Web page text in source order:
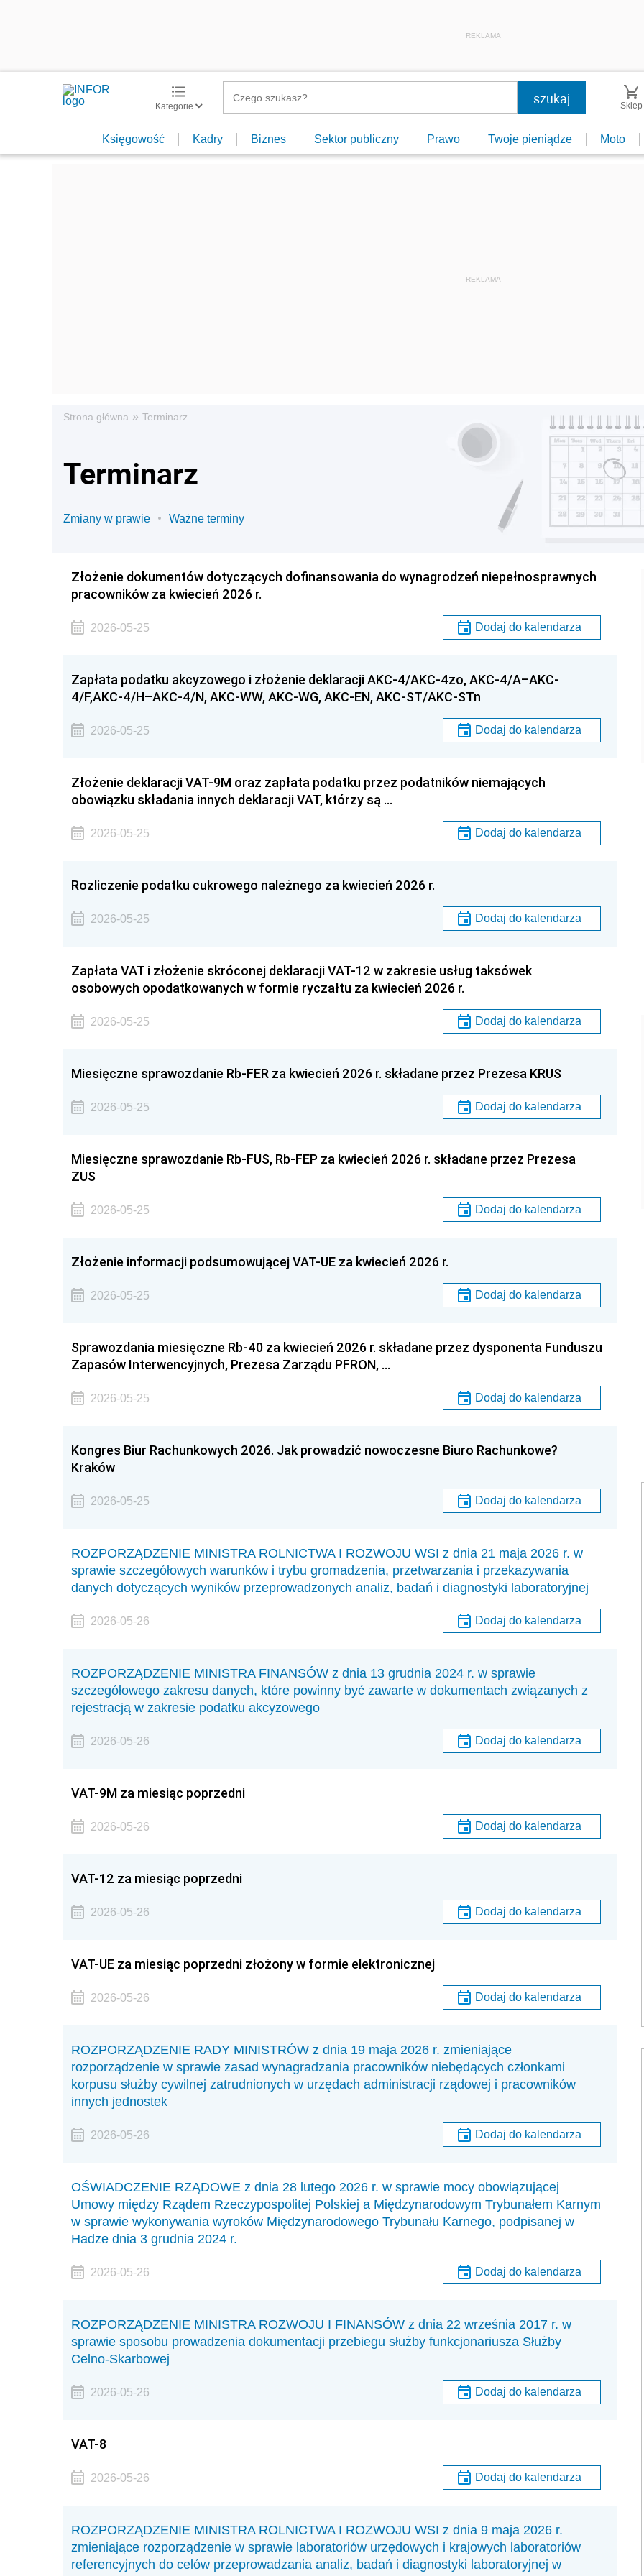
REKLAMA
Kategorie Sklep
Księgowość Kadry Biznes Sektor publiczny Prawo Twoje pieniądze Moto
Strona główna » Terminarz
Terminarz
Zmiany w prawie Ważne terminy
Złożenie dokumentów dotyczących dofinansowania do wynagrodzeń niepełnosprawnych
pracowników za kwiecień 2026 r.
2026-05-25 Dodaj do kalendarza
Zapłata podatku akcyzowego i złożenie deklaracji AKC-4/AKC-4zo, AKC-4/A–AKC-
4/F,AKC-4/H–AKC-4/N, AKC-WW, AKC-WG, AKC-EN, AKC-ST/AKC-STn
2026-05-25 Dodaj do kalendarza
Złożenie deklaracji VAT-9M oraz zapłata podatku przez podatników niemających
obowiązku składania innych deklaracji VAT, którzy są …
2026-05-25 Dodaj do kalendarza
Rozliczenie podatku cukrowego należnego za kwiecień 2026 r.
2026-05-25 Dodaj do kalendarza
Zapłata VAT i złożenie skróconej deklaracji VAT-12 w zakresie usług taksówek
osobowych opodatkowanych w formie ryczałtu za kwiecień 2026 r.
2026-05-25 Dodaj do kalendarza
Miesięczne sprawozdanie Rb-FER za kwiecień 2026 r. składane przez Prezesa KRUS
2026-05-25 Dodaj do kalendarza
Miesięczne sprawozdanie Rb-FUS, Rb-FEP za kwiecień 2026 r. składane przez Prezesa
ZUS
2026-05-25 Dodaj do kalendarza
Złożenie informacji podsumowującej VAT-UE za kwiecień 2026 r.
2026-05-25 Dodaj do kalendarza
Sprawozdania miesięczne Rb-40 za kwiecień 2026 r. składane przez dysponenta Funduszu
Zapasów Interwencyjnych, Prezesa Zarządu PFRON, …
2026-05-25 Dodaj do kalendarza
Kongres Biur Rachunkowych 2026. Jak prowadzić nowoczesne Biuro Rachunkowe?
Kraków
2026-05-25 Dodaj do kalendarza
ROZPORZĄDZENIE MINISTRA ROLNICTWA I ROZWOJU WSI z dnia 21 maja 2026 r. w
sprawie szczegółowych warunków i trybu gromadzenia, przetwarzania i przekazywania
danych dotyczących wyników przeprowadzonych analiz, badań i diagnostyki laboratoryjnej
2026-05-26 Dodaj do kalendarza
ROZPORZĄDZENIE MINISTRA FINANSÓW z dnia 13 grudnia 2024 r. w sprawie
szczegółowego zakresu danych, które powinny być zawarte w dokumentach związanych z
rejestracją w zakresie podatku akcyzowego
2026-05-26 Dodaj do kalendarza
VAT-9M za miesiąc poprzedni
2026-05-26 Dodaj do kalendarza
VAT-12 za miesiąc poprzedni
2026-05-26 Dodaj do kalendarza
VAT-UE za miesiąc poprzedni złożony w formie elektronicznej
2026-05-26 Dodaj do kalendarza
ROZPORZĄDZENIE RADY MINISTRÓW z dnia 19 maja 2026 r. zmieniające
rozporządzenie w sprawie zasad wynagradzania pracowników niebędących członkami
korpusu służby cywilnej zatrudnionych w urzędach administracji rządowej i pracowników
innych jednostek
2026-05-26 Dodaj do kalendarza
OŚWIADCZENIE RZĄDOWE z dnia 28 lutego 2026 r. w sprawie mocy obowiązującej
Umowy między Rządem Rzeczypospolitej Polskiej a Międzynarodowym Trybunałem Karnym
w sprawie wykonywania wyroków Międzynarodowego Trybunału Karnego, podpisanej w
Hadze dnia 3 grudnia 2024 r.
2026-05-26 Dodaj do kalendarza
ROZPORZĄDZENIE MINISTRA ROZWOJU I FINANSÓW z dnia 22 września 2017 r. w
sprawie sposobu prowadzenia dokumentacji przebiegu służby funkcjonariusza Służby
Celno-Skarbowej
2026-05-26 Dodaj do kalendarza
VAT-8
2026-05-26 Dodaj do kalendarza
ROZPORZĄDZENIE MINISTRA ROLNICTWA I ROZWOJU WSI z dnia 9 maja 2026 r.
zmieniające rozporządzenie w sprawie laboratoriów urzędowych i krajowych laboratoriów
referencyjnych do celów przeprowadzania analiz, badań i diagnostyki laboratoryjnej w